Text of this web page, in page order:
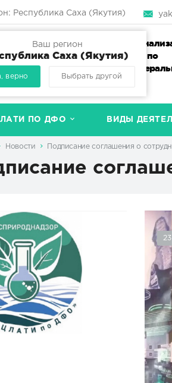
Республика Саха (Якутия)
Ваш регион
Саха (Якутия)
верно Выбрать другой
Центр лабораторного
технических измерений по
Дальневосточному
округу
ПО ДФО ВИДЫ
Новости Подписание соглашения о